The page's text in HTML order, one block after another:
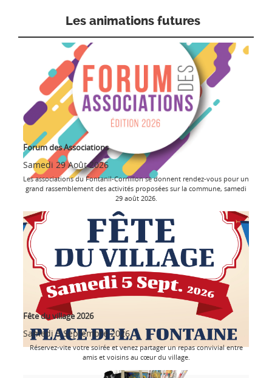
Les animations futures
Forum des Associations
Samedi 29 Août 2026
Les associations du Fontanil-Cornillon se donnent rendez-vous pour un
grand rassemblement des activités proposées sur la commune, samedi
29 août 2026.
Fête du village 2026
Samedi 5 Septembre 2026
Réservez-vite votre soirée et venez partager un repas convivial entre
amis et voisins au cœur du village.